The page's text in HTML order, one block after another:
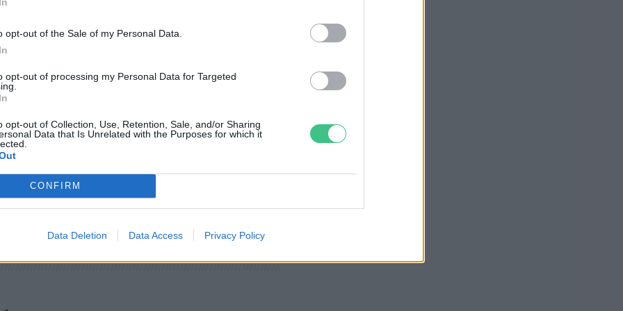
opt-out of the Sale of my Personal Data.
opt-out of processing my Personal Data for Targeted
opt-out of Collection, Use, Retention, Sale, and/or Sharing
Data that Is Unrelated with the Purposes for which it
CONFIRM
Data Deletion Data Access Privacy Policy
elhelyezése nem
a reklámon, és
termék
okoz.